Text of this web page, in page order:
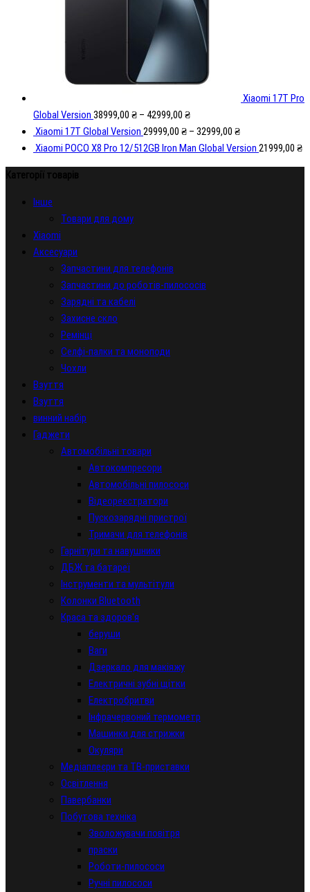
Xiaomi 17T Pro
Global Version 38999,00 ₴ – 42999,00 ₴
Xiaomi 17T Global Version 29999,00 ₴ – 32999,00 ₴
Xiaomi POCO X8 Pro 12/512GB Iron Man Global Version 21999,00 ₴
Категорії товарів
Iнше
Товари для дому
Xiaomi
Аксесуари
Запчастини для телефонів
Запчастини до роботів-пилососів
Зарядні та кабелі
Захисне скло
Ремінці
Селфі-палки та моноподи
Чохли
Взуття
Взуття
винний набір
Гаджети
Автомобільні товари
Автокомпресори
Автомобільні пилососи
Відеореєстратори
Пускозарядні пристрої
Тримачи для телефонів
Гарнітури та навушники
ДБЖ та батареї
Інструменти та мультітули
Колонки Bluetooth
Краса та здоров'я
беруши
Ваги
Дзеркало для макіяжу
Електричні зубні щітки
Електробритви
Інфрачервоний термометр
Машинки для стрижки
Окуляри
Медіаплеєри та ТВ-приставки
Освітлення
Павербанки
Побутова техніка
Зволожувачи повітря
праски
Роботи-пилососи
Ручні пилососи